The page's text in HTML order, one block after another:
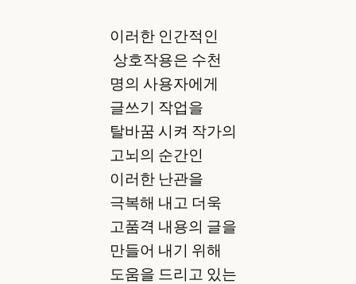
이러한 인간적인
상호작용은 수천
명의 사용자에게
글쓰기 작업을
탈바꿈 시켜 작가의
고뇌의 순간인
이러한 난관을
극복해 내고 더욱
고품격 내용의 글을
만들어 내기 위해
도움을 드리고 있는